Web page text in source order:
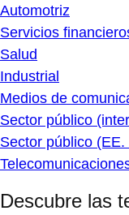
Automotriz
Servicios
Salud
Industrial
Medios de
Sector público
Sector público (EE.
Descubre las